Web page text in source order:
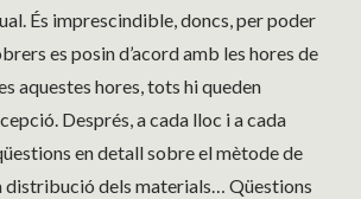
És imprescindible, doncs, per poder
es posin d’acord amb les hores de
aquestes hores, tots hi queden
Després, a cada lloc i a cada
en detall sobre el mètode de
distribució dels materials… Qüestions